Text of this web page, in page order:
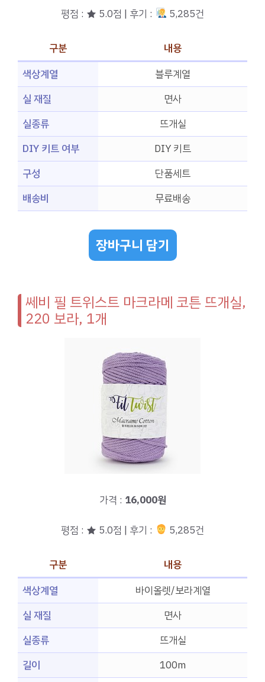
평점 : ★ 5.0점 | 후기 : 5,285건
구분
내용
색상계열
블루계열
실 재질
면사
실종류
뜨개실
DIY 키트 여부
DIY 키트
구성
단품세트
배송비
무료배송
장바구니 담기
쎄비 필 트위스트 마크라메 코튼 뜨개실,
220 보라, 1개
가격 : 16,000원
평점 : ★ 5.0점 | 후기 : 5,285건
구분
내용
색상계열
바이올렛/보라계열
실 재질
면사
실종류
뜨개실
길이
100m